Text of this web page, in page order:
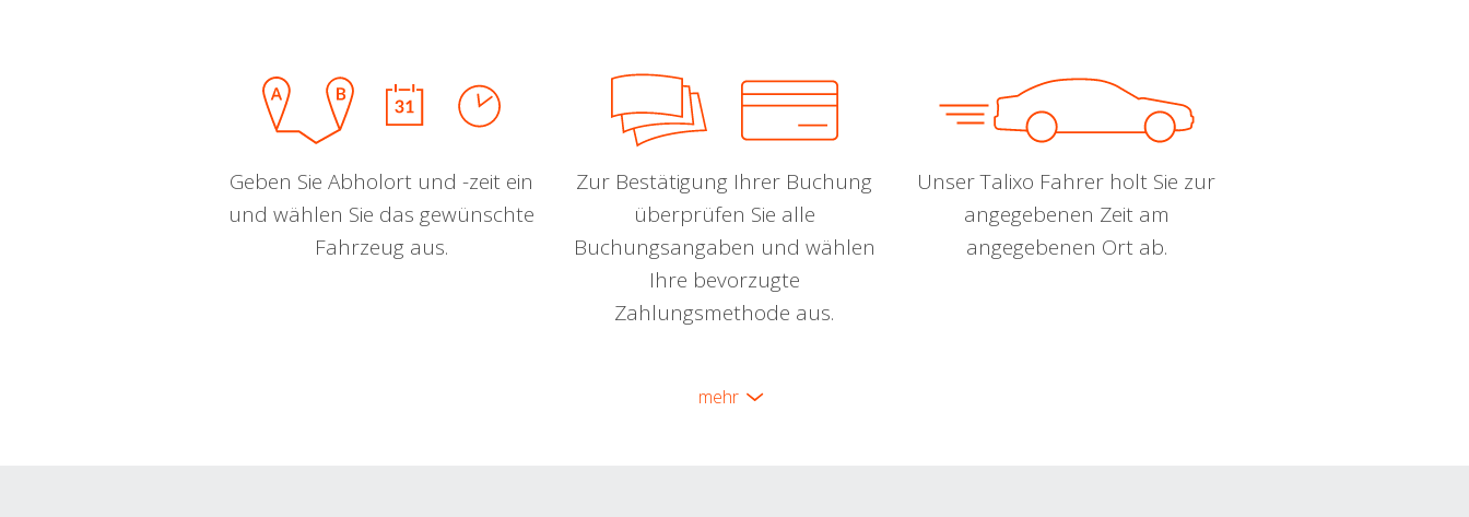
Geben Sie Abholort und -zeit ein
und wählen Sie das gewünschte
Fahrzeug aus.
Zur Bestätigung Ihrer Buchung
überprüfen Sie alle
Buchungsangaben und wählen
Ihre bevorzugte
Zahlungsmethode aus.
Unser Talixo Fahrer holt Sie zur
angegebenen Zeit am
angegebenen Ort ab.
mehr